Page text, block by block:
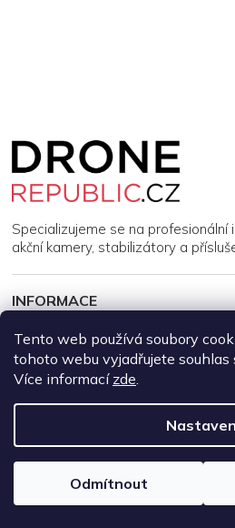
Tento web používá soubory
tohoto webu vyjadřujete souhlas
Více informací zde.
Odmítnout
Specializujeme se na profesionální
akční kamery, stabilizátory a
INFORMACE
MŮJ ÚČET
Copyright 2026DroneRepublic.cz.
Upravit nastavení